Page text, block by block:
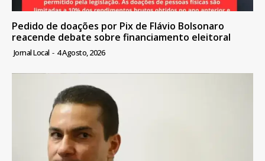
Pedido de doações por Pix de Flávio Bolsonaro
reacende debate sobre financiamento eleitoral
Jornal Local - 4 Agosto, 2026